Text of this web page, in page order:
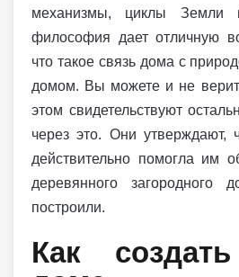
механизмы, циклы
философия дает отличную
что такое связь дома с
домом. Вы можете и не
этом свидетельствуют
через это. Они утверждают,
действительно помогла им
деревянного загородного
построили.
Как